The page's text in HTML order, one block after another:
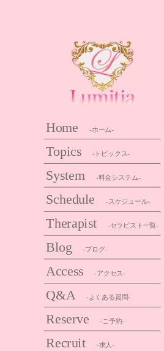
Home -ホーム-
Topics -トピックス-
System -料金システム-
Schedule -スケジュール-
Therapist -セラピスト一覧-
Blog -ブログ-
Access -アクセス-
Q&A -よくある質問-
Reserve -ご予約-
Recruit -求人-